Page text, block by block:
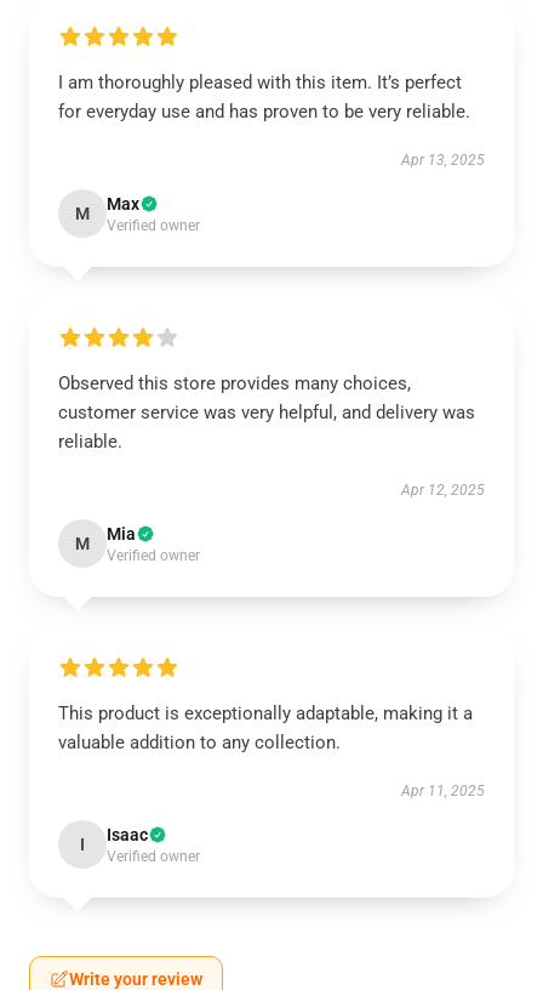
I am thoroughly pleased with this item. It’s perfect
for everyday use and has proven to be very reliable.
Apr 13, 2025
M Max
Verified owner
Observed this store provides many choices,
customer service was very helpful, and delivery was
reliable.
Apr 12, 2025
M Mia
Verified owner
This product is exceptionally adaptable, making it a
valuable addition to any collection.
Apr 11, 2025
I Isaac
Verified owner
Write your review